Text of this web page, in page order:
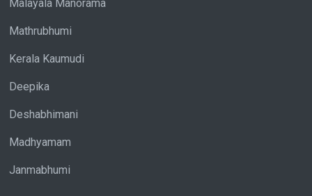
Malayala Manorama
Mathrubhumi
Kerala Kaumudi
Deepika
Deshabhimani
Madhyamam
Janmabhumi